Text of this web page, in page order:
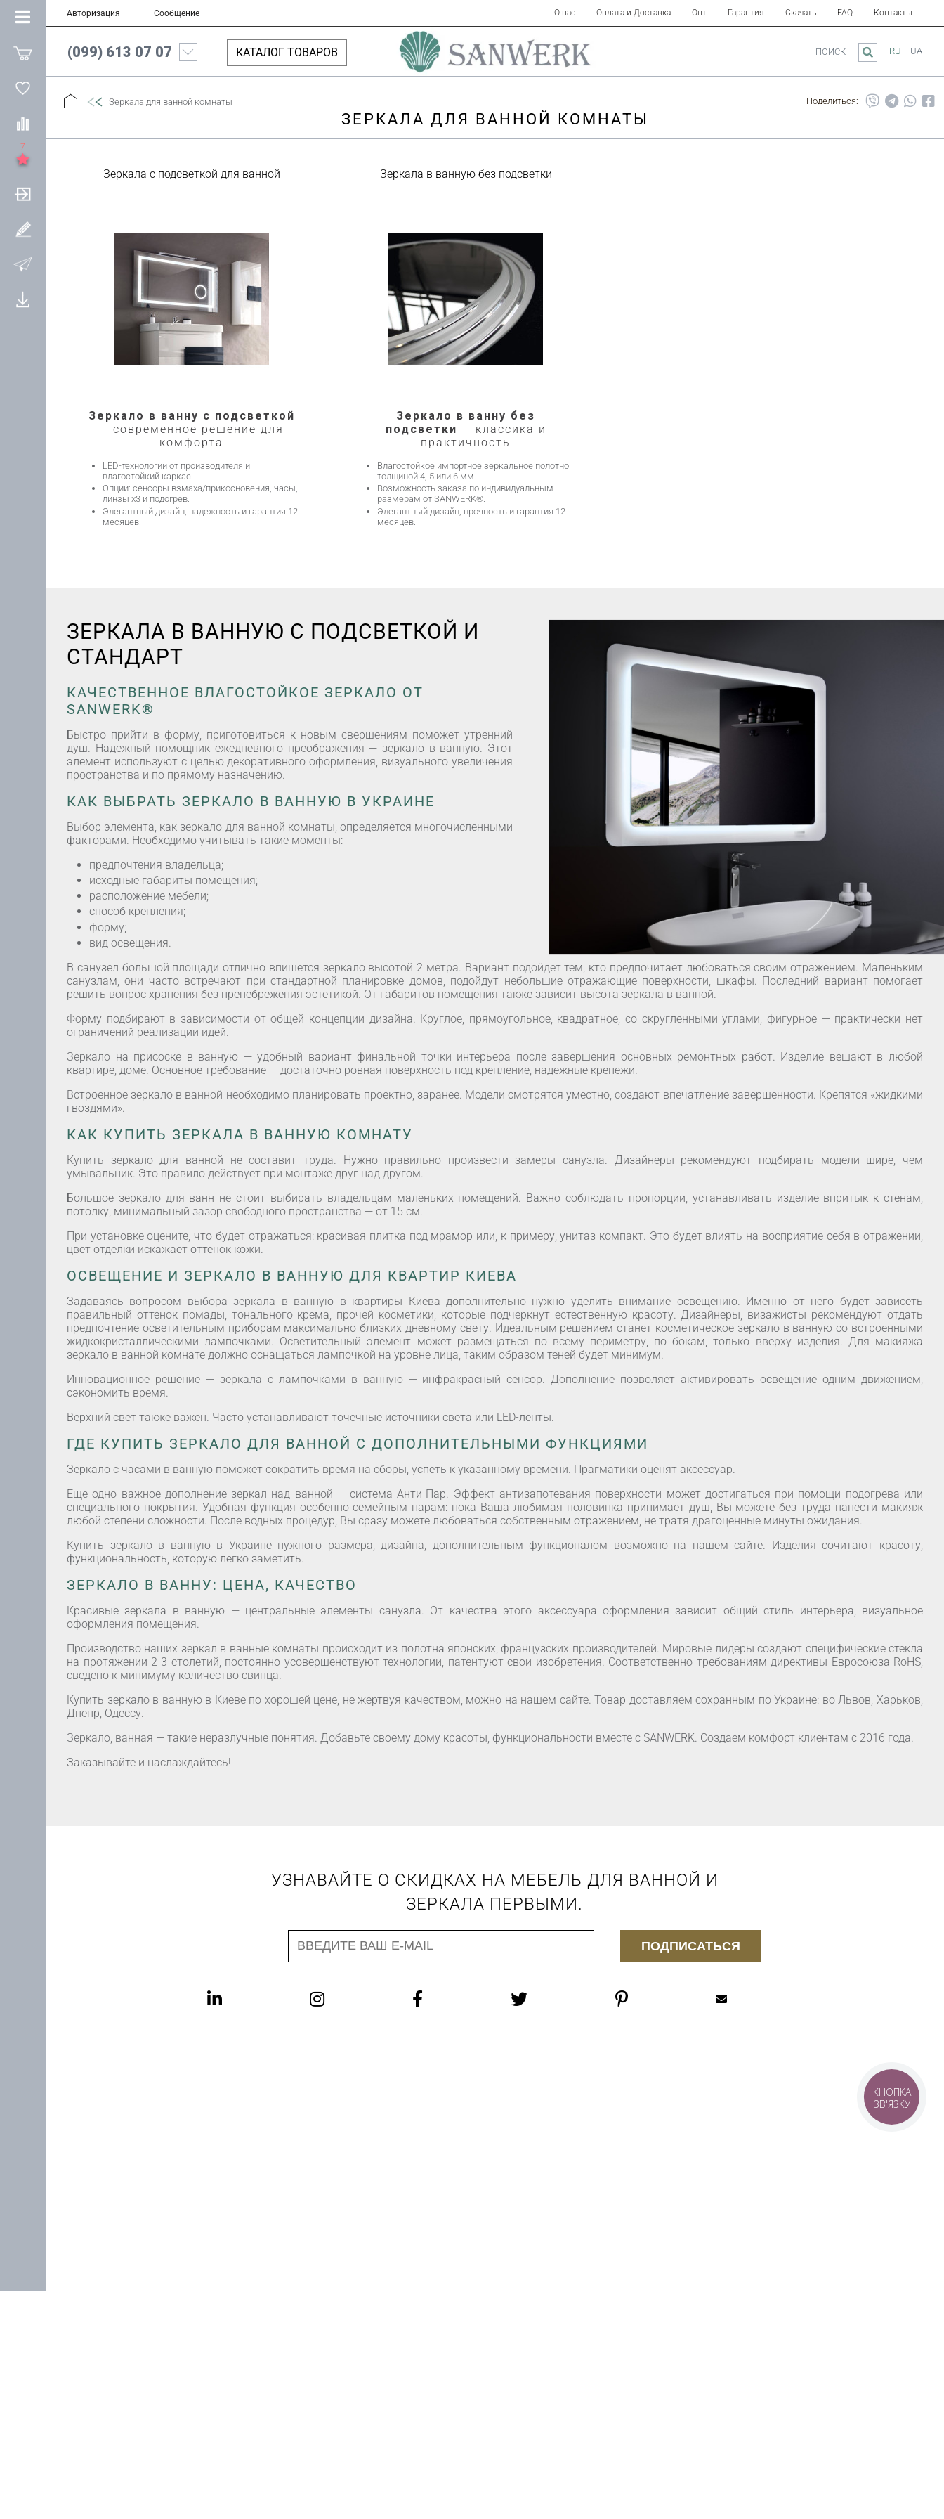
7
Авторизация Сообщение О нас Оплата и Доставка Опт Гарантия Скачать FAQ Контакты
КАТАЛОГ ТОВАРОВ
(099) 613 07 07 RU UA
ПОИСК
Зеркала для ванной комнаты Поделиться:
ЗЕРКАЛА ДЛЯ ВАННОЙ КОМНАТЫ
Зеркала с подсветкой для ванной
Зеркало в ванну с подсветкой
— современное решение для
комфорта
LED-технологии от производителя и
влагостойкий каркас.
Опции: сенсоры взмаха/прикосновения, часы,
линзы х3 и подогрев.
Элегантный дизайн, надежность и гарантия 12
месяцев.
Зеркала в ванную без подсветки
Зеркало в ванну без
подсветки — классика и
практичность
Влагостойкое импортное зеркальное полотно
толщиной 4, 5 или 6 мм.
Возможность заказа по индивидуальным
размерам от SANWERK®.
Элегантный дизайн, прочность и гарантия 12
месяцев.
ЗЕРКАЛА В ВАННУЮ С ПОДСВЕТКОЙ И
СТАНДАРТ
КАЧЕСТВЕННОЕ ВЛАГОСТОЙКОЕ ЗЕРКАЛО ОТ
SANWERK®
Быстро прийти в форму, приготовиться к новым свершениям поможет утренний
душ. Надежный помощник ежедневного преображения — зеркало в ванную. Этот
элемент используют с целью декоративного оформления, визуального увеличения
пространства и по прямому назначению.
КАК ВЫБРАТЬ ЗЕРКАЛО В ВАННУЮ В УКРАИНЕ
Выбор элемента, как зеркало для ванной комнаты, определяется многочисленными
факторами. Необходимо учитывать такие моменты:
предпочтения владельца;
исходные габариты помещения;
расположение мебели;
способ крепления;
форму;
вид освещения.
В санузел большой площади отлично впишется зеркало высотой 2 метра. Вариант подойдет тем, кто предпочитает любоваться своим отражением. Маленьким
санузлам, они часто встречают при стандартной планировке домов, подойдут небольшие отражающие поверхности, шкафы. Последний вариант помогает
решить вопрос хранения без пренебрежения эстетикой. От габаритов помещения также зависит высота зеркала в ванной.
Форму подбирают в зависимости от общей концепции дизайна. Круглое, прямоугольное, квадратное, со скругленными углами, фигурное — практически нет
ограничений реализации идей.
Зеркало на присоске в ванную — удобный вариант финальной точки интерьера после завершения основных ремонтных работ. Изделие вешают в любой
квартире, доме. Основное требование — достаточно ровная поверхность под крепление, надежные крепежи.
Встроенное зеркало в ванной необходимо планировать проектно, заранее. Модели смотрятся уместно, создают впечатление завершенности. Крепятся «жидкими
гвоздями».
КАК КУПИТЬ ЗЕРКАЛА В ВАННУЮ КОМНАТУ
Купить зеркало для ванной не составит труда. Нужно правильно произвести замеры санузла. Дизайнеры рекомендуют подбирать модели шире, чем
умывальник. Это правило действует при монтаже друг над другом.
Большое зеркало для ванн не стоит выбирать владельцам маленьких помещений. Важно соблюдать пропорции, устанавливать изделие впритык к стенам,
потолку, минимальный зазор свободного пространства — от 15 см.
При установке оцените, что будет отражаться: красивая плитка под мрамор или, к примеру, унитаз-компакт. Это будет влиять на восприятие себя в отражении,
цвет отделки искажает оттенок кожи.
ОСВЕЩЕНИЕ И ЗЕРКАЛО В ВАННУЮ ДЛЯ КВАРТИР КИЕВА
Задаваясь вопросом выбора зеркала в ванную в квартиры Киева дополнительно нужно уделить внимание освещению. Именно от него будет зависеть
правильный оттенок помады, тонального крема, прочей косметики, которые подчеркнут естественную красоту. Дизайнеры, визажисты рекомендуют отдать
предпочтение осветительным приборам максимально близких дневному свету. Идеальным решением станет косметическое зеркало в ванную со встроенными
жидкокристаллическими лампочками. Осветительный элемент может размещаться по всему периметру, по бокам, только вверху изделия. Для макияжа
зеркало в ванной комнате должно оснащаться лампочкой на уровне лица, таким образом теней будет минимум.
Инновационное решение — зеркала с лампочками в ванную — инфракрасный сенсор. Дополнение позволяет активировать освещение одним движением,
сэкономить время.
Верхний свет также важен. Часто устанавливают точечные источники света или LED-ленты.
ГДЕ КУПИТЬ ЗЕРКАЛО ДЛЯ ВАННОЙ С ДОПОЛНИТЕЛЬНЫМИ ФУНКЦИЯМИ
Зеркало с часами в ванную поможет сократить время на сборы, успеть к указанному времени. Прагматики оценят аксессуар.
Еще одно важное дополнение зеркал над ванной — система Анти-Пар. Эффект антизапотевания поверхности может достигаться при помощи подогрева или
специального покрытия. Удобная функция особенно семейным парам: пока Ваша любимая половинка принимает душ, Вы можете без труда нанести макияж
любой степени сложности. После водных процедур, Вы сразу можете любоваться собственным отражением, не тратя драгоценные минуты ожидания.
Купить зеркало в ванную в Украине нужного размера, дизайна, дополнительным функционалом возможно на нашем сайте. Изделия сочитают красоту,
функциональность, которую легко заметить.
ЗЕРКАЛО В ВАННУ: ЦЕНА, КАЧЕСТВО
Красивые зеркала в ванную — центральные элементы санузла. От качества этого аксессуара оформления зависит общий стиль интерьера, визуальное
оформления помещения.
Производство наших зеркал в ванные комнаты происходит из полотна японских, французских производителей. Мировые лидеры создают специфические стекла
на протяжении 2-3 столетий, постоянно усовершенствуют технологии, патентуют свои изобретения. Соответственно требованиям директивы Евросоюза RoHS,
сведено к минимуму количество свинца.
Купить зеркало в ванную в Киеве по хорошей цене, не жертвуя качеством, можно на нашем сайте. Товар доставляем сохранным по Украине: во Львов, Харьков,
Днепр, Одессу.
Зеркало, ванная — такие неразлучные понятия. Добавьте своему дому красоты, функциональности вместе с SANWERK. Создаем комфорт клиентам с 2016 года.
Заказывайте и наслаждайтесь!
УЗНАВАЙТЕ О СКИДКАХ НА МЕБЕЛЬ ДЛЯ ВАННОЙ И
ЗЕРКАЛА ПЕРВЫМИ.
ПОДПИСАТЬСЯ
КНОПКА
ЗВ'ЯЗКУ